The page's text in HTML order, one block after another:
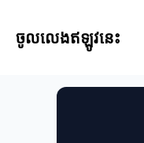
ចូលលេងឥឡូវនេះ